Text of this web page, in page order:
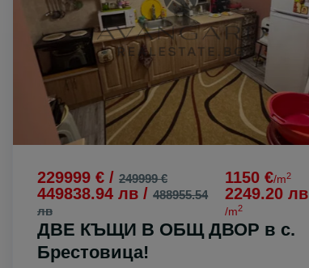
229999 € / 249999 €
449838.94 лв / 488955.54
лв
1150 €/m2
2249.20 лв
/m2
ДВЕ КЪЩИ В ОБЩ ДВОР в с.
Брестовица!